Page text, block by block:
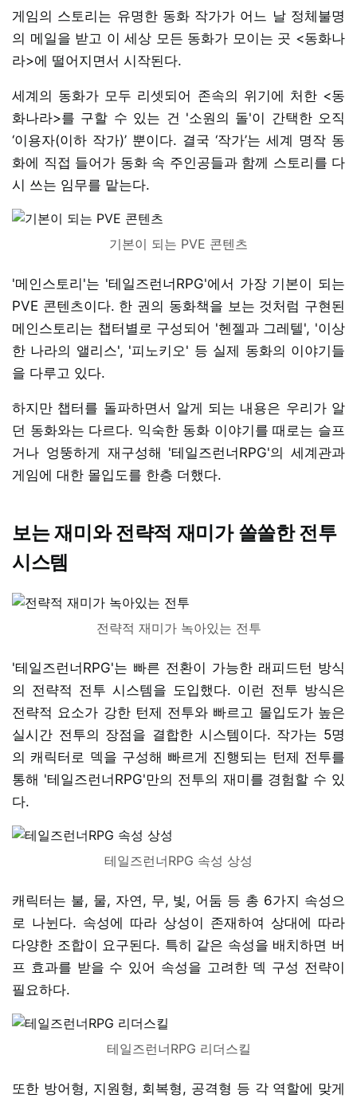
게임의 스토리는 유명한 동화 작가가 어느 날 정체불명
의 메일을 받고 이 세상 모든 동화가 모이는 곳 <동화나
라>에 떨어지면서 시작된다.
세계의 동화가 모두 리셋되어 존속의 위기에 처한 <동
화나라>를 구할 수 있는 건 '소원의 돌'이 간택한 오직
‘이용자(이하 작가)’ 뿐이다. 결국 ‘작가’는 세계 명작 동
화에 직접 들어가 동화 속 주인공들과 함께 스토리를 다
시 쓰는 임무를 맡는다.
기본이 되는 PVE 콘텐츠
'메인스토리'는 '테일즈런너RPG'에서 가장 기본이 되는
PVE 콘텐츠이다. 한 권의 동화책을 보는 것처럼 구현된
메인스토리는 챕터별로 구성되어 '헨젤과 그레텔', '이상
한 나라의 앨리스', '피노키오' 등 실제 동화의 이야기들
을 다루고 있다.
하지만 챕터를 돌파하면서 알게 되는 내용은 우리가 알
던 동화와는 다르다. 익숙한 동화 이야기를 때로는 슬프
거나 엉뚱하게 재구성해 '테일즈런너RPG'의 세계관과
게임에 대한 몰입도를 한층 더했다.
보는 재미와 전략적 재미가 쏠쏠한 전투
시스템
전략적 재미가 녹아있는 전투
'테일즈런너RPG'는 빠른 전환이 가능한 래피드턴 방식
의 전략적 전투 시스템을 도입했다. 이런 전투 방식은
전략적 요소가 강한 턴제 전투와 빠르고 몰입도가 높은
실시간 전투의 장점을 결합한 시스템이다. 작가는 5명
의 캐릭터로 덱을 구성해 빠르게 진행되는 턴제 전투를
통해 '테일즈런너RPG'만의 전투의 재미를 경험할 수 있
다.
테일즈런너RPG 속성 상성
캐릭터는 불, 물, 자연, 무, 빛, 어둠 등 총 6가지 속성으
로 나뉜다. 속성에 따라 상성이 존재하여 상대에 따라
다양한 조합이 요구된다. 특히 같은 속성을 배치하면 버
프 효과를 받을 수 있어 속성을 고려한 덱 구성 전략이
필요하다.
테일즈런너RPG 리더스킬
또한 방어형, 지원형, 회복형, 공격형 등 각 역할에 맞게